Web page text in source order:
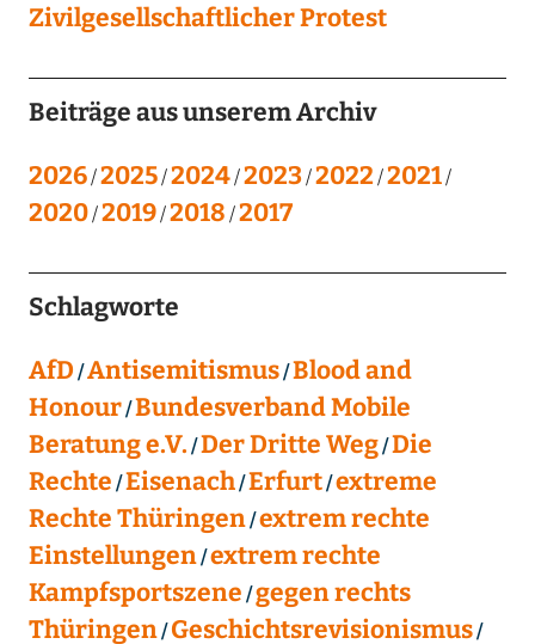
Zivilgesellschaftlicher Protest
Beiträge aus unserem Archiv
2026 2025 2024 2023 2022 2021
2020 2019 2018 2017
Schlagworte
AfD Antisemitismus Blood and
Honour Bundesverband Mobile
Beratung e.V. Der Dritte Weg Die
Rechte Eisenach Erfurt extreme
Rechte Thüringen extrem rechte
Einstellungen extrem rechte
Kampfsportszene gegen rechts
Thüringen Geschichtsrevisionismus